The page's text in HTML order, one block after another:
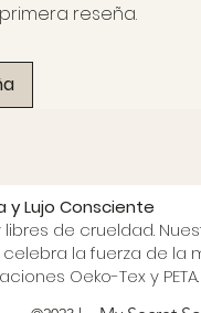
reseña.
y Lujo Consciente
de crueldad.
la fuerza de la
Oeko-Tex y PETA.